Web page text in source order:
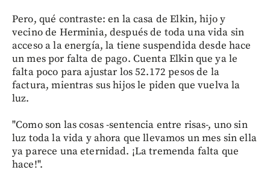
Pero, qué contraste: en la casa de Elkin, hijo y
vecino de Herminia, después de toda una vida sin
acceso a la energía, la tiene suspendida desde hace
un mes por falta de pago. Cuenta Elkin que ya le
falta poco para ajustar los 52.172 pesos de la
factura, mientras sus hijos le piden que vuelva la
luz.
"Como son las cosas -sentencia entre risas-, uno sin
luz toda la vida y ahora que llevamos un mes sin ella
ya parece una eternidad. ¡La tremenda falta que
hace!".